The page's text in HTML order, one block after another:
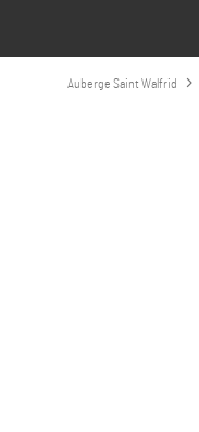
Auberge Saint Walfrid